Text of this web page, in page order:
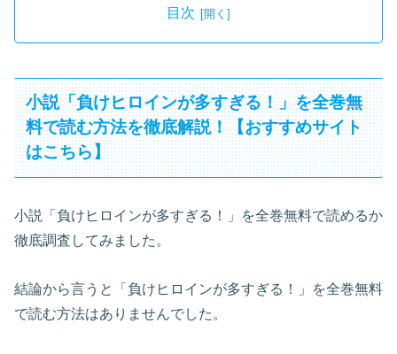
目次
小説「負けヒロインが多すぎる！」を全巻無
料で読む方法を徹底解説！【おすすめサイト
はこちら】
小説「負けヒロインが多すぎる！」を全巻無料で読めるか
徹底調査してみました。
結論から言うと「負けヒロインが多すぎる！」を全巻無料
で読む方法はありませんでした。